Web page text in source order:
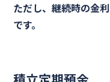
ただし、継続時の金
です。